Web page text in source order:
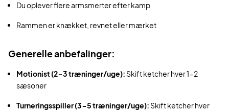
Du oplever flere armsmerter efter kamp
Rammen er knækket, revnet eller mærket
Generelle anbefalinger:
Motionist (2-3 træninger/uge): Skift ketcher hver 1-2
sæsoner
Turneringsspiller (3-5 træninger/uge): Skift ketcher hver